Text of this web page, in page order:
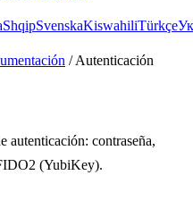
ShqipSvenskaKiswahiliTürkçe
/ Autenticación
autenticación: contraseña,
(YubiKey).